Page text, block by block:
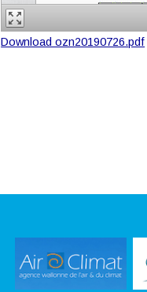
Download ozn20190726.pdf